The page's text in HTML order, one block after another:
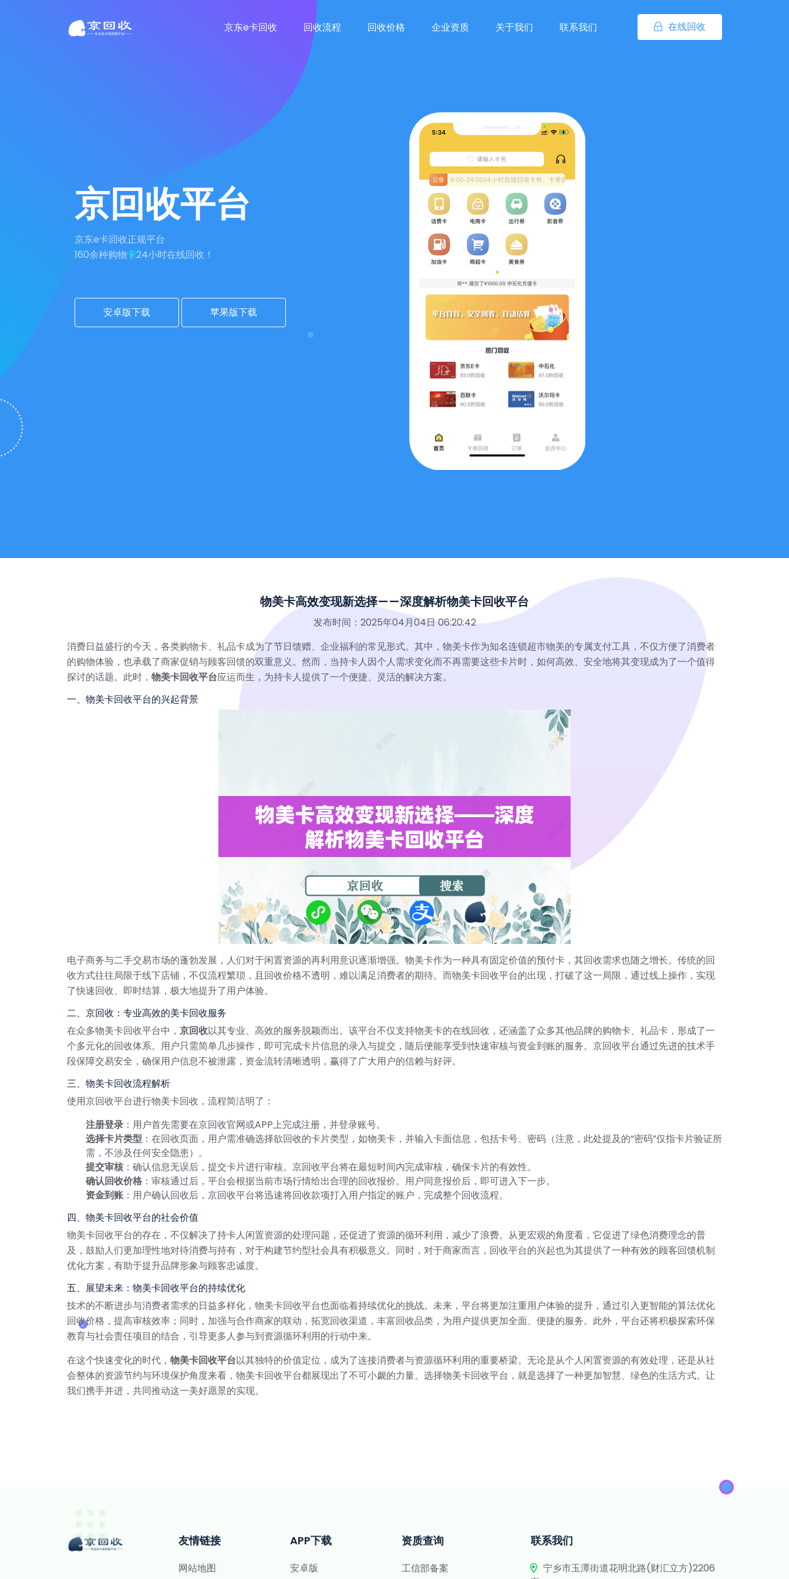
在线回收
京东e卡回收 回收流程 回收价格 企业资质 关于我们 联系我们
京回收平台
京东e卡回收正规平台
160余种购物卡24小时在线回收！
安卓版下载 苹果版下载
物美卡高效变现新选择——深度解析物美卡回收平台
发布时间：2025年04月04日 06:20:42
消费日益盛行的今天，各类购物卡、礼品卡成为了节日馈赠、企业福利的常见形式。其中，物美卡作为知名连锁超市物美的专属支付工具，不仅方便了消费者
的购物体验，也承载了商家促销与顾客回馈的双重意义。然而，当持卡人因个人需求变化而不再需要这些卡片时，如何高效、安全地将其变现成为了一个值得
探讨的话题。此时， 物美卡回收平台应运而生，为持卡人提供了一个便捷、灵活的解决方案。
一、物美卡回收平台的兴起背景
电子商务与二手交易市场的蓬勃发展，人们对于闲置资源的再利用意识逐渐增强。物美卡作为一种具有固定价值的预付卡，其回收需求也随之增长。传统的回
收方式往往局限于线下店铺，不仅流程繁琐，且回收价格不透明，难以满足消费者的期待。而物美卡回收平台的出现，打破了这一局限，通过线上操作，实现
了快速回收、即时结算，极大地提升了用户体验。
二、京回收：专业高效的美卡回收服务
在众多物美卡回收平台中， 京回收以其专业、高效的服务脱颖而出。该平台不仅支持物美卡的在线回收，还涵盖了众多其他品牌的购物卡、礼品卡，形成了一
个多元化的回收体系。用户只需简单几步操作，即可完成卡片信息的录入与提交，随后便能享受到快速审核与资金到账的服务。京回收平台通过先进的技术手
段保障交易安全，确保用户信息不被泄露，资金流转清晰透明，赢得了广大用户的信赖与好评。
三、物美卡回收流程解析
使用京回收平台进行物美卡回收，流程简洁明了：
注册登录 ：用户首先需要在京回收官网或APP上完成注册，并登录账号。
选择卡片类型 ：在回收页面，用户需准确选择欲回收的卡片类型，如物美卡，并输入卡面信息，包括卡号、密码（注意，此处提及的“密码”仅指卡片验证所
需，不涉及任何安全隐患）。
提交审核：确认信息无误后，提交卡片进行审核。京回收平台将在最短时间内完成审核，确保卡片的有效性。
确认回收价格 ：审核通过后，平台会根据当前市场行情给出合理的回收报价。用户同意报价后，即可进入下一步。
资金到账：用户确认回收后，京回收平台将迅速将回收款项打入用户指定的账户，完成整个回收流程。
四、物美卡回收平台的社会价值
物美卡回收平台的存在，不仅解决了持卡人闲置资源的处理问题，还促进了资源的循环利用，减少了浪费。从更宏观的角度看，它促进了绿色消费理念的普
及，鼓励人们更加理性地对待消费与持有，对于构建节约型社会具有积极意义。同时，对于商家而言，回收平台的兴起也为其提供了一种有效的顾客回馈机制
优化方案，有助于提升品牌形象与顾客忠诚度。
五、展望未来：物美卡回收平台的持续优化
技术的不断进步与消费者需求的日益多样化，物美卡回收平台也面临着持续优化的挑战。未来，平台将更加注重用户体验的提升，通过引入更智能的算法优化
回收价格，提高审核效率；同时，加强与合作商家的联动，拓宽回收渠道，丰富回收品类，为用户提供更加全面、便捷的服务。此外，平台还将积极探索环保
教育与社会责任项目的结合，引导更多人参与到资源循环利用的行动中来。
在这个快速变化的时代， 物美卡回收平台以其独特的价值定位，成为了连接消费者与资源循环利用的重要桥梁。无论是从个人闲置资源的有效处理，还是从社
会整体的资源节约与环境保护角度来看，物美卡回收平台都展现出了不可小觑的力量。选择物美卡回收平台，就是选择了一种更加智慧、绿色的生活方式。让
我们携手并进，共同推动这一美好愿景的实现。
友情链接
网站地图
APP下载
安卓版
资质查询
工信部备案
联系我们
宁乡市玉潭街道花明北路(财汇立方)2206